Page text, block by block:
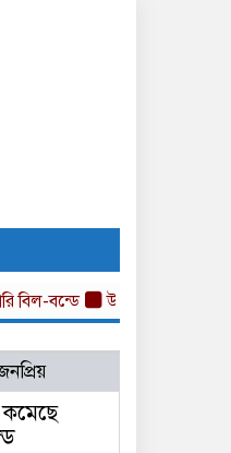
উৎপাদন কার্যক্রম বন্ধ
কমেছে